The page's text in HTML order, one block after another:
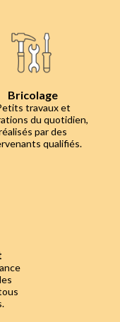
Bricolage
travaux et
du quotidien,
par des
qualifiés.